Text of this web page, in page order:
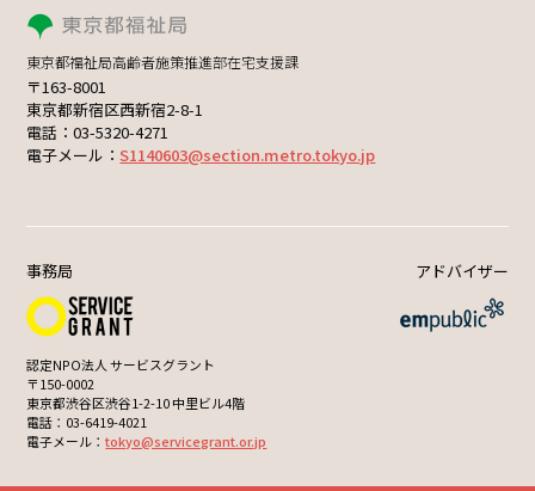
東京都福祉局高齢者施策推進部在宅支援課
〒163-8001
東京都新宿区西新宿2-8-1
電話：03-5320-4271
電子メール： S1140603@section.metro.tokyo.jp
事務局
認定NPO法人 サービスグラント
〒150-0002
東京都渋谷区渋谷1-2-10 中里ビル4階
電話：03-6419-4021
電子メール：tokyo@servicegrant.or.jp
アドバイザー